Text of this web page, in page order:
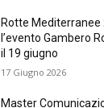
Rotte Mediterranee
l’evento Gambero
il 19 giugno
17 Giugno 2026
Master